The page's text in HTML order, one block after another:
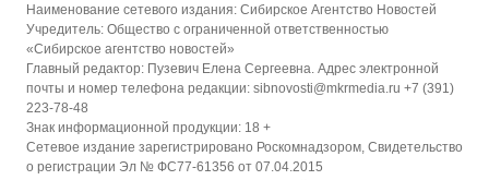
Наименование сетевого издания: Сибирское Агентство Новостей
Учредитель: Общество с ограниченной ответственностью
«Сибирское агентство новостей»
Главный редактор: Пузевич Елена Сергеевна. Адрес электронной
почты и номер телефона редакции: sibnovosti@mkrmedia.ru +7 (391)
223-78-48
Знак информационной продукции: 18 +
Сетевое издание зарегистрировано Роскомнадзором, Свидетельство
о регистрации Эл № ФС77-61356 от 07.04.2015